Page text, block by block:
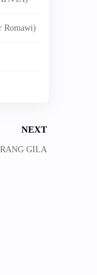
Romawi)
NEXT
GILA